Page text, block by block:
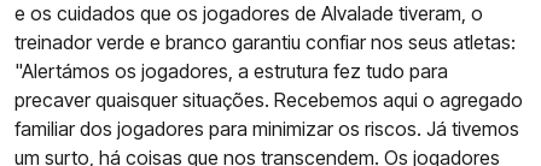
e os cuidados que os jogadores de Alvalade tiveram, o
treinador verde e branco garantiu confiar nos seus atletas:
"Alertámos os jogadores, a estrutura fez tudo para
precaver quaisquer situações. Recebemos aqui o agregado
familiar dos jogadores para minimizar os riscos. Já tivemos
um surto, há coisas que nos transcendem. Os jogadores